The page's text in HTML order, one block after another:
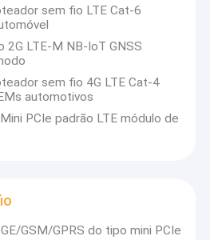
sem fio LTE Cat-6
2G LTE-M NB-IoT GNSS
sem fio 4G LTE Cat-4
automotivos
PCIe padrão LTE módulo de
GSM/GPRS do tipo mini PCIe